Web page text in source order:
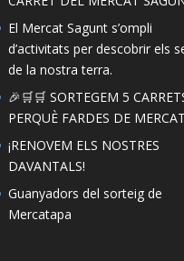
El Mercat Sagunt s’ompli
d’activitats per descobrir els
de la nostra terra.
🎉🛒🛒 SORTEGEM 5
PERQUÈ FARDES DE
¡RENOVEM ELS NOSTRES
DAVANTALS!
Guanyadors del sorteig de
Mercatapa